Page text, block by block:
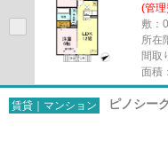
(管
敷：
所在
間取
面積
賃貸｜マンション ピノシー